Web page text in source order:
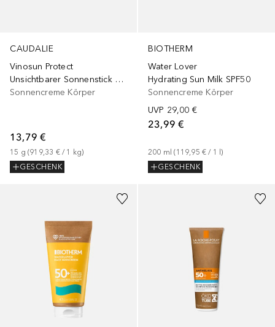
CAUDALIE
Vinosun Protect
Unsichtbarer Sonnenstick Hoher Schutz LSF50
Sonnencreme Körper
13,79 €
15 g (919,33 € / 1 kg)
GESCHENK
BIOTHERM
Water Lover
Hydrating Sun Milk SPF50
Sonnencreme Körper
UVP 29,00 €
23,99 €
200 ml (119,95 € / 1 l)
GESCHENK